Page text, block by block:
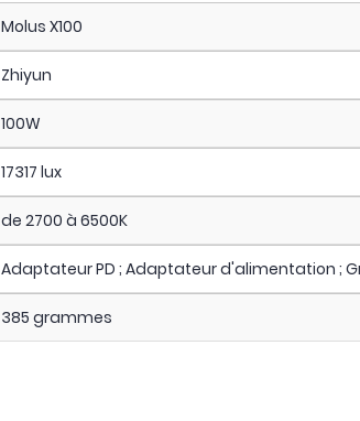
Molus X100
Zhiyun
100W
17317 lux
de 2700 à 6500K
Adaptateur PD ; Adaptateur d'alimentation ;
385 grammes